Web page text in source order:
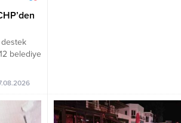
destek
belediye